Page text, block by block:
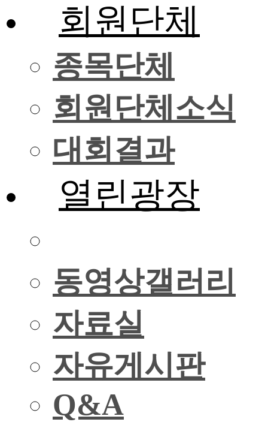
회원단체
종목단체
회원단체소식
대회결과
열린광장
동영상갤러리
자료실
자유게시판
Q&A